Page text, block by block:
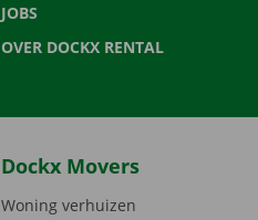
JOBS
OVER DOCKX RENTAL
Dockx Movers
Woning verhuizen